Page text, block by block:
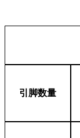
引脚数量